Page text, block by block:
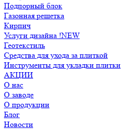
Подпорный блок
Газонная решетка
Кирпич
Услуги дизайна !NEW
Геотекстиль
Средства для ухода за плиткой
Инструменты для укладки плитки
АКЦИИ
О нас
О заводе
О продукции
Блог
Новости